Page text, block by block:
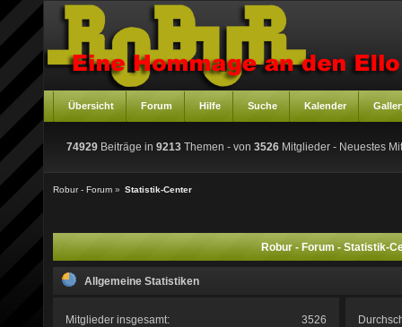
Übersicht Forum Hilfe Suche Kalender
74929 Beiträge in 9213 Themen - von 3526 Mitglieder - Neuestes
Robur - Forum » Statistik-Center
Robur - Forum - Statistik-
Allgemeine Statistiken
Mitglieder insgesamt:
3526